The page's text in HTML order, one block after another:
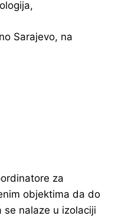
Sarajevo, na
za
objektima da do
se nalaze u izolaciji